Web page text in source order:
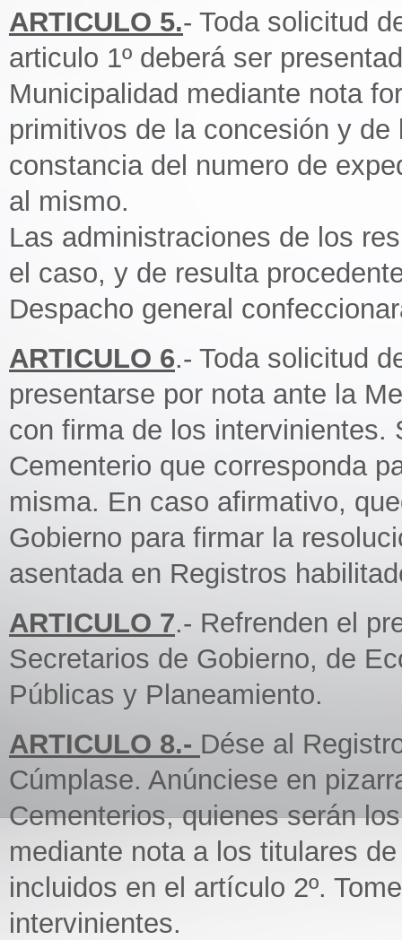
ARTICULO 5.- Toda solicitud
articulo 1º deberá ser
Municipalidad mediante nota
primitivos de la concesión y
constancia del numero de
al mismo.
Las administraciones de los
el caso, y de resulta
Despacho general
ARTICULO 6.- Toda solicitud
presentarse por nota ante la
con firma de los intervinientes.
Cementerio que corresponda
misma. En caso afirmativo,
Gobierno para firmar la
asentada en Registros
ARTICULO 7.- Refrenden el
Secretarios de Gobierno, de
Públicas y Planeamiento.
ARTICULO 8.- Dése al
Cúmplase. Anúnciese en
Cementerios, quienes serán
mediante nota a los titulares
incluidos en el artículo 2º.
intervinientes.